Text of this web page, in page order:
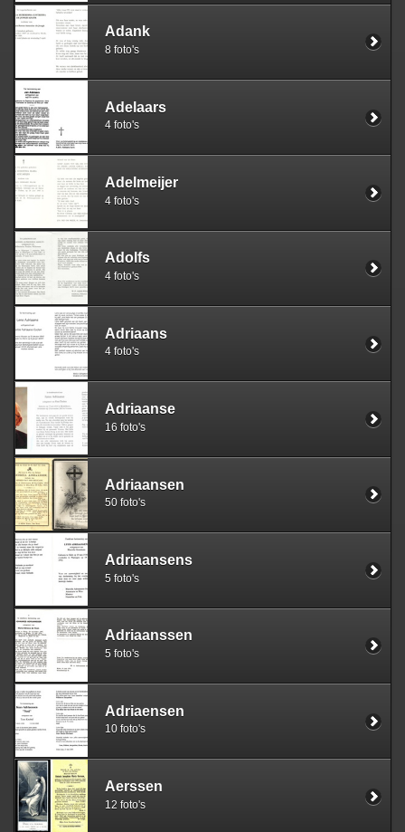
Adank
8 foto's
Adelaars
4 foto's
Adelmeijer
4 foto's
Adolfs
4 foto's
Adriaans
4 foto's
Adriaanse
16 foto's
Adriaansen
50 foto's
Adriaansens
5 foto's
Adriaanssen
5 foto's
Adriaensen
10 foto's
Aerssen
12 foto's